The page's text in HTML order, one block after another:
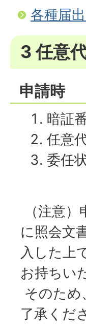
各種届
3 任意
申請時
暗証
任意
委任
（注意
に照会文
入した上
お持ちい
そのため
了承くだ